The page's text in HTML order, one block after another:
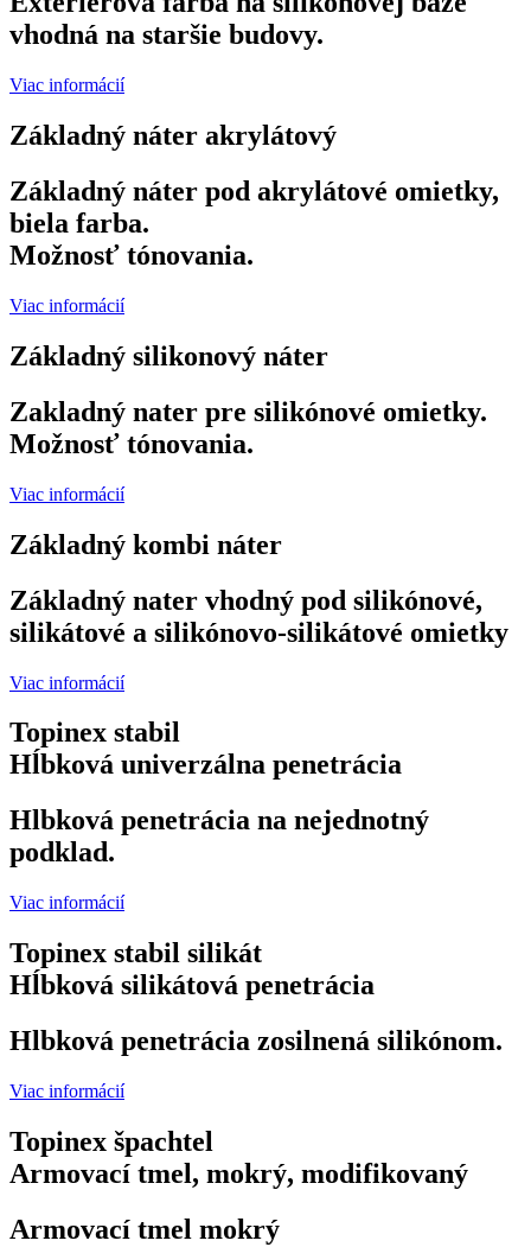
vhodná na staršie budovy.
Viac informácií
Základný náter akrylátový
Základný náter pod akrylátové omietky,
biela farba.
Možnosť tónovania.
Viac informácií
Základný silikonový náter
Zakladný nater pre silikónové omietky.
Možnosť tónovania.
Viac informácií
Základný kombi náter
Základný nater vhodný pod silikónové,
silikátové a silikónovo‑silikátové omietky
Viac informácií
Topinex stabil
Hĺbková univerzálna penetrácia
Hlbková penetrácia na nejednotný
podklad.
Viac informácií
Topinex stabil silikát
Hĺbková silikátová penetrácia
Hlbková penetrácia zosilnená silikónom.
Viac informácií
Topinex špachtel
Armovací tmel, mokrý, modifikovaný
Armovací tmel mokrý